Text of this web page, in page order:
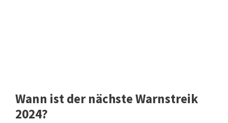
Wann ist der nächste Warnstreik
2024?